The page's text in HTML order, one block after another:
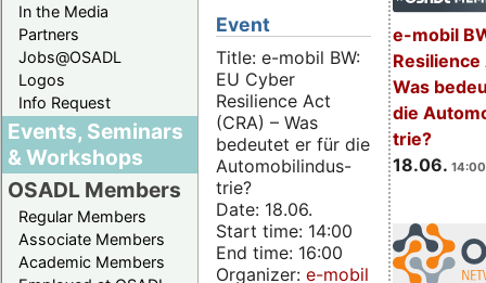
In the Media
Partners
Jobs@OSADL
Logos
Info Request
Events, Seminars
& Workshops
OSADL Members
Regular Members
Associate Members
Academic Members
e-mobil
Resilience
Was
die
trie?
18.06.
Event
Title: e-mobil BW:
EU Cyber
Resilience Act
(CRA) – Was
bedeutet er für die
Automobilindus-
trie?
Date: 18.06.
Start time: 14:00
End time: 16:00
Organizer: e-mobil